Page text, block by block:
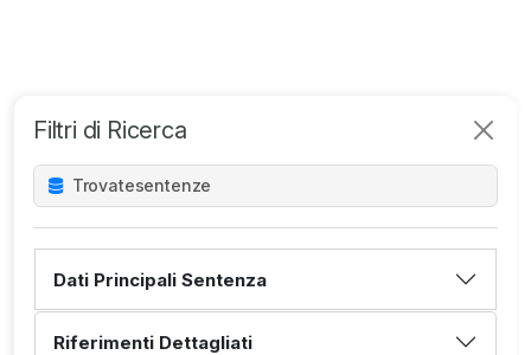
Filtri di Ricerca
Trovatesentenze
Dati Principali Sentenza
Riferimenti Dettagliati